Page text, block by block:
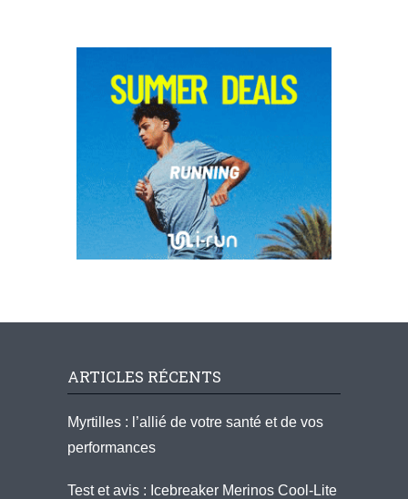
ARTICLES RÉCENTS
Myrtilles : l’allié de votre santé et de vos
performances
Test et avis : Icebreaker Merinos Cool-Lite